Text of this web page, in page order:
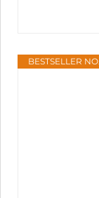
BESTSELLER